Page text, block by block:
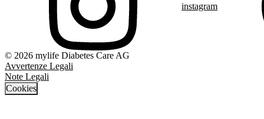
instagram
© 2026 mylife Diabetes Care AG
Avvertenze Legali
Note Legali
Cookies